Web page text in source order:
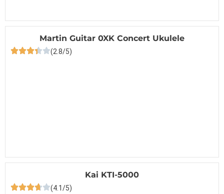
Martin Guitar 0XK Concert Ukulele
(2.8/5)
Kai KTI-5000
(4.1/5)